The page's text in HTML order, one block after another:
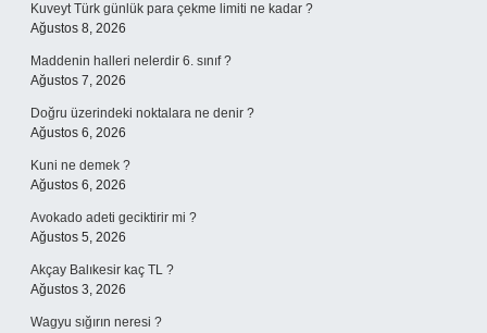
Kuveyt Türk günlük para çekme limiti ne kadar ?
Ağustos 8, 2026
Maddenin halleri nelerdir 6. sınıf ?
Ağustos 7, 2026
Doğru üzerindeki noktalara ne denir ?
Ağustos 6, 2026
Kuni ne demek ?
Ağustos 6, 2026
Avokado adeti geciktirir mi ?
Ağustos 5, 2026
Akçay Balıkesir kaç TL ?
Ağustos 3, 2026
Wagyu sığırın neresi ?